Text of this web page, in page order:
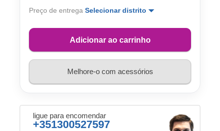
Preço de entrega Selecionar distrito
Adicionar ao carrinho
Melhore-o com acessórios
ligue para encomendar
+351300527597